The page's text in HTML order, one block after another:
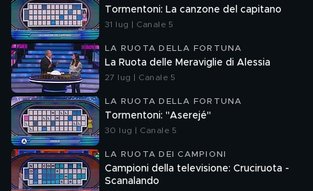
Tormentoni: La canzone del capitano
31 lug | Canale 5
LA RUOTA DELLA FORTUNA
La Ruota delle Meraviglie di Alessia
27 lug | Canale 5
LA RUOTA DELLA FORTUNA
Tormentoni: "Aserejé"
30 lug | Canale 5
LA RUOTA DEI CAMPIONI
Campioni della televisione: Cruciruota -
Scanalando